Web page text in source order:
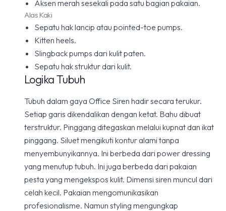
Aksen merah sesekali pada satu bagian pakaian.
Alas Kaki
Sepatu hak lancip atau pointed-toe pumps.
Kitten heels.
Slingback pumps dari kulit paten.
Sepatu hak struktur dari kulit.
Logika Tubuh
Tubuh dalam gaya Office Siren hadir secara terukur.
Setiap garis dikendalikan dengan ketat. Bahu dibuat
terstruktur. Pinggang ditegaskan melalui kupnat dan ikat
pinggang. Siluet mengikuti kontur alami tanpa
menyembunyikannya. Ini berbeda dari power dressing
yang menutup tubuh. Ini juga berbeda dari pakaian
pesta yang mengekspos kulit. Dimensi siren muncul dari
celah kecil. Pakaian mengomunikasikan
profesionalisme. Namun styling mengungkap